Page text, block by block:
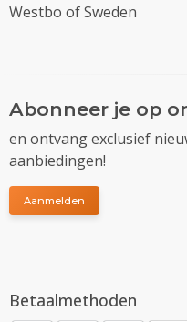
Westbo of Sweden
Abonneer je op
en ontvang exclusief
aanbiedingen!
Aanmelden
Betaalmethoden